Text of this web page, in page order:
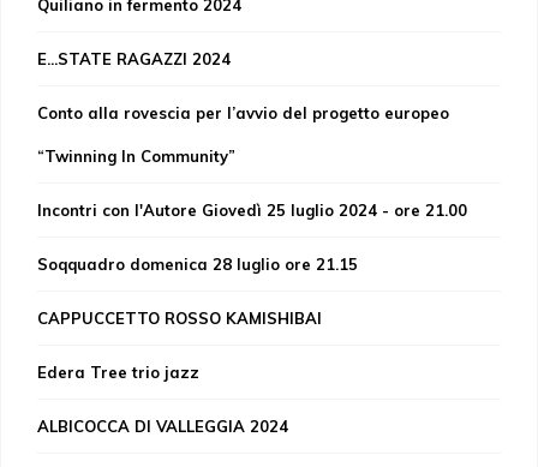
Quiliano in fermento 2024
E...STATE RAGAZZI 2024
Conto alla rovescia per l’avvio del progetto europeo
“Twinning In Community”
Incontri con l'Autore Giovedì 25 luglio 2024 - ore 21.00
Soqquadro domenica 28 luglio ore 21.15
CAPPUCCETTO ROSSO KAMISHIBAI
Edera Tree trio jazz
ALBICOCCA DI VALLEGGIA 2024